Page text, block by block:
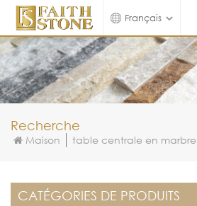
Français
Recherche
Maison table centrale en marbre
CATÉGORIES DE PRODUITS